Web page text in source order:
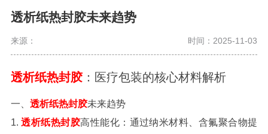
透析纸热封胶未来趋势
来源： 时间：2025-11-03
透析纸热封胶：医疗包装的核心材料解析
一、 透析纸热封胶未来趋势
1.透析纸热封胶高性能化 ：通过纳米材料、含氟聚合物提